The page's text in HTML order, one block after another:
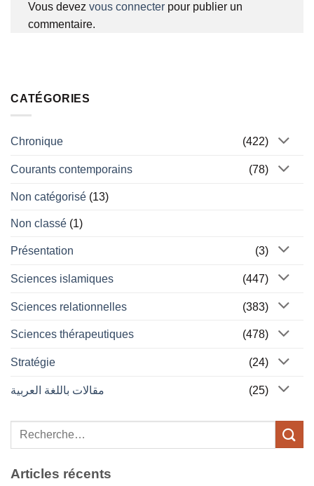
Vous devez vous connecter pour publier un
commentaire.
CATÉGORIES
Chronique (422)
Courants contemporains (78)
Non catégorisé (13)
Non classé (1)
Présentation (3)
Sciences islamiques (447)
Sciences relationnelles (383)
Sciences thérapeutiques (478)
Stratégie (24)
مقالات باللغة العربية (25)
Articles récents